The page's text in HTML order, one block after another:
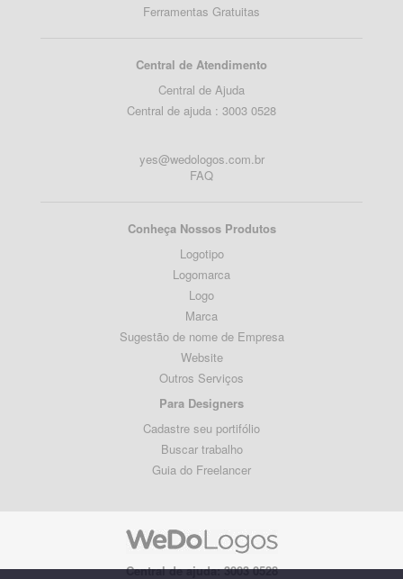
Ferramentas Gratuitas
Central de Atendimento
Central de Ajuda
Central de ajuda : 3003 0528
yes@wedologos.com.br
FAQ
Conheça Nossos Produtos
Logotipo
Logomarca
Logo
Marca
Sugestão de nome de Empresa
Website
Outros Serviços
Para Designers
Cadastre seu portifólio
Buscar trabalho
Guia do Freelancer
Central de ajuda: 3003 0528